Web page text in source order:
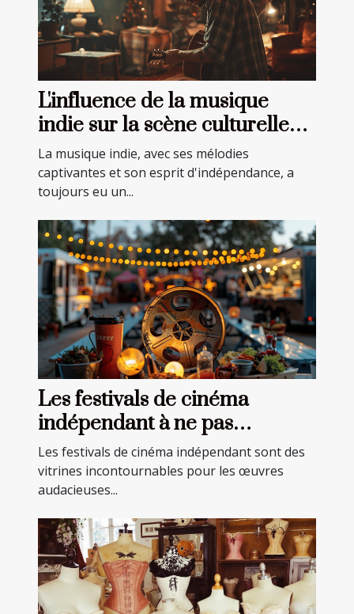
L'influence de la musique
indie sur la scène culturelle
actuelle
La musique indie, avec ses mélodies
captivantes et son esprit d'indépendance, a
toujours eu un...
Les festivals de cinéma
indépendant à ne pas
manquer en 2023 et leurs
pépites cachées
Les festivals de cinéma indépendant sont des
vitrines incontournables pour les œuvres
audacieuses...